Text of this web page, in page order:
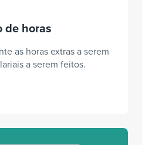
de horas
as horas extras a serem
a serem feitos.